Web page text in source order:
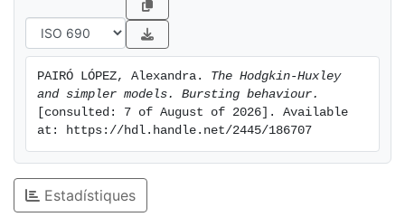
PAIRÓ LÓPEZ, Alexandra. The Hodgkin-Huxley
and simpler models. Bursting behaviour.
[consulted: 7 of August of 2026]. Available
at: https://hdl.handle.net/2445/186707
Estadístiques